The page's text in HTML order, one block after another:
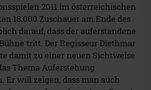
2011 im österreichischen
18.000 Zuschauer am Ende des
darauf, dass der auferstandene
tritt. Der Regisseur Diethmar
damit zu einer neuen Sichtweise
Thema Auferstehung
Er will zeigen, dass man auch